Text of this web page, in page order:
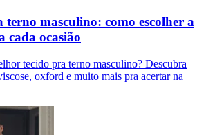
masculino: como escolher a
cada ocasião
tecido pra terno masculino? Descubra
oxford e muito mais pra acertar na